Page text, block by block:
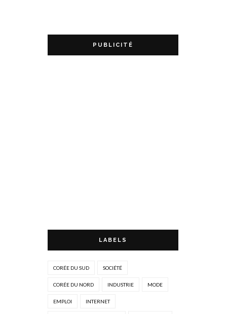
PUBLICITÉ
LABELS
CORÉE DU SUD SOCIÉTÉ
CORÉE DU NORD INDUSTRIE MODE
EMPLOI INTERNET